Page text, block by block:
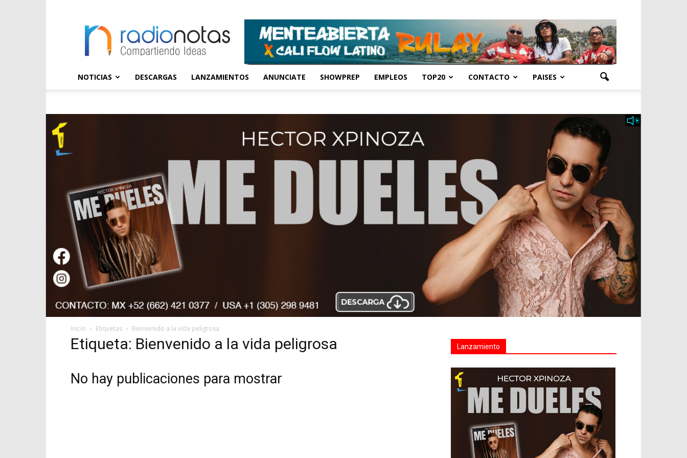
NOTICIAS DESCARGAS LANZAMIENTOS ANUNCIATE SHOWPREP EMPLEOS TOP20 CONTACTO PAISES
Inicio Etiquetas Bienvenido a la vida peligrosa
Etiqueta: Bienvenido a la vida peligrosa
No hay publicaciones para mostrar
Lanzamiento